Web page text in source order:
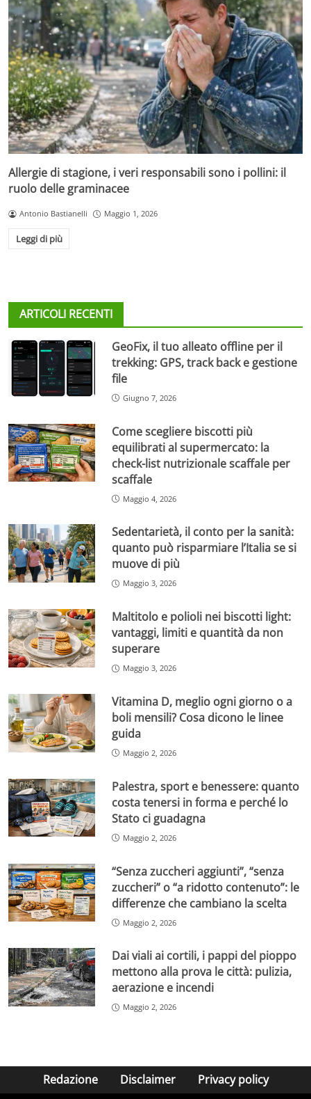
Allergie di stagione, i veri responsabili sono i pollini: il
ruolo delle graminacee
Antonio Bastianelli Maggio 1, 2026
Leggi di più
ARTICOLI RECENTI
GeoFix, il tuo alleato offline per il
trekking: GPS, track back e gestione
file
Giugno 7, 2026
Come scegliere biscotti più
equilibrati al supermercato: la
check-list nutrizionale scaffale per
scaffale
Maggio 4, 2026
Sedentarietà, il conto per la sanità:
quanto può risparmiare l’Italia se si
muove di più
Maggio 3, 2026
Maltitolo e polioli nei biscotti light:
vantaggi, limiti e quantità da non
superare
Maggio 3, 2026
Vitamina D, meglio ogni giorno o a
boli mensili? Cosa dicono le linee
guida
Maggio 2, 2026
Palestra, sport e benessere: quanto
costa tenersi in forma e perché lo
Stato ci guadagna
Maggio 2, 2026
“Senza zuccheri aggiunti”, “senza
zuccheri” o “a ridotto contenuto”: le
differenze che cambiano la scelta
Maggio 2, 2026
Dai viali ai cortili, i pappi del pioppo
mettono alla prova le città: pulizia,
aerazione e incendi
Maggio 2, 2026
Redazione Disclaimer Privacy policy